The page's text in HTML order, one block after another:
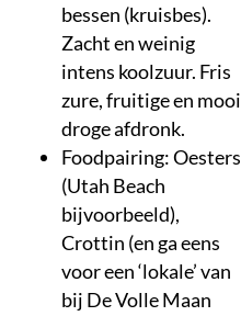
bessen (kruisbes).
Zacht en weinig
intens koolzuur. Fris
zure, fruitige en mooi
droge afdronk.
Foodpairing: Oesters
(Utah Beach
bijvoorbeeld),
Crottin (en ga eens
voor een ‘lokale’ van
bij De Volle Maan